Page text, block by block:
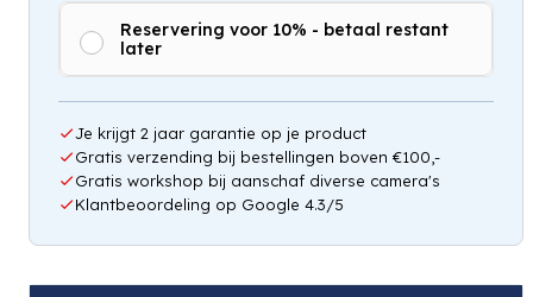
Reservering voor 10% - betaal restant
later
Je krijgt 2 jaar garantie op je product
Gratis verzending bij bestellingen boven €100,-
Gratis workshop bij aanschaf diverse camera's
Klantbeoordeling op Google 4.3/5